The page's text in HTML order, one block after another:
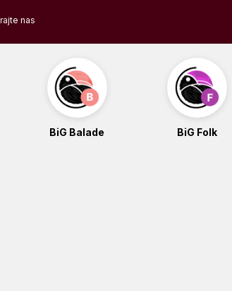
nas
BiG Balade BiG Folk